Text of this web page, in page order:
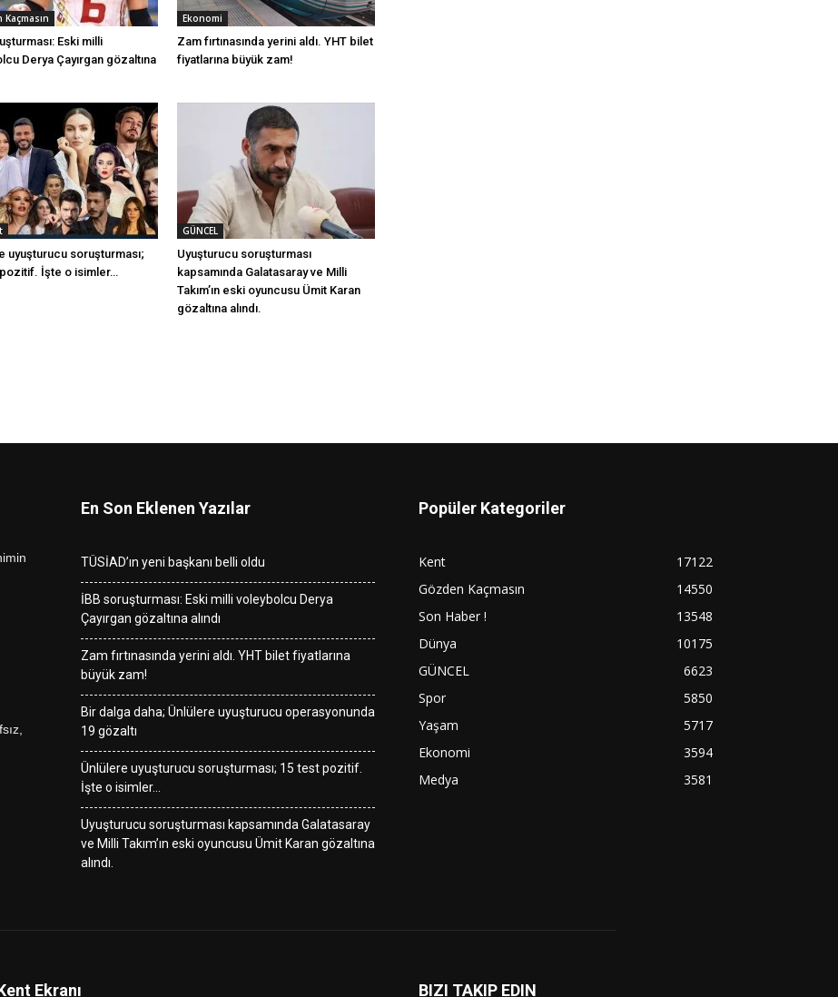
Eski milli
Derya Çayırgan gözaltına
Ekonomi
Zam fırtınasında yerini aldı. YHT bilet
fiyatlarına büyük zam!
uyuşturucu soruşturması;
İşte o isimler…
GÜNCEL
Uyuşturucu soruşturması
kapsamında Galatasaray ve Milli
Takım’ın eski oyuncusu Ümit Karan
gözaltına alındı.
En Son Eklenen Yazılar
TÜSİAD’ın yeni başkanı belli oldu
İBB soruşturması: Eski milli voleybolcu Derya
Çayırgan gözaltına alındı
Zam fırtınasında yerini aldı. YHT bilet fiyatlarına
büyük zam!
Bir dalga daha; Ünlülere uyuşturucu operasyonunda
19 gözaltı
Ünlülere uyuşturucu soruşturması; 15 test pozitif.
İşte o isimler…
Uyuşturucu soruşturması kapsamında Galatasaray
ve Milli Takım’ın eski oyuncusu Ümit Karan gözaltına
alındı.
Popüler Kategoriler
Kent
17122
Gözden Kaçmasın
14550
Son Haber !
13548
Dünya
10175
GÜNCEL
6623
Spor
5850
Yaşam
5717
Ekonomi
3594
Medya
3581
Ekranı BIZI TAKIP EDIN